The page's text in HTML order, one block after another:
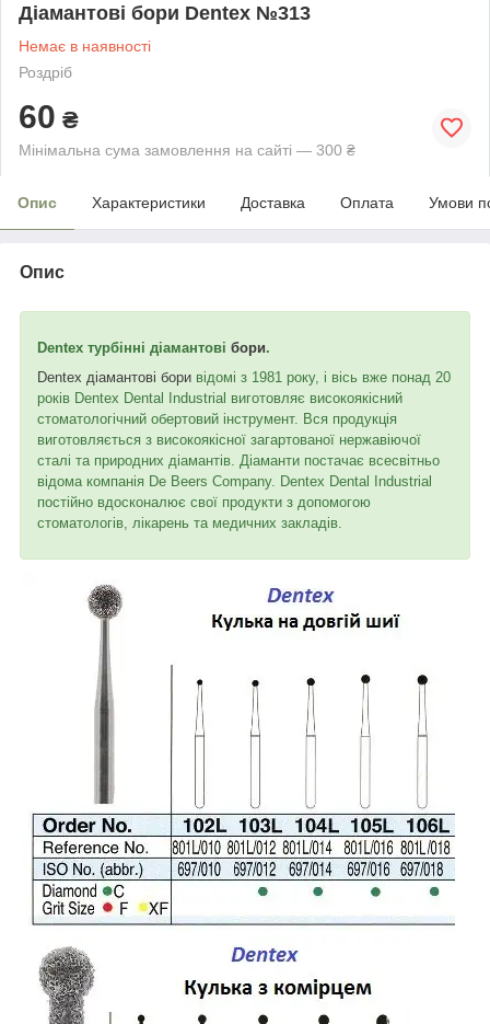
Діамантові бори Dentex №313
Немає в наявності
Роздріб
60 ₴
Мінімальна сума замовлення на сайті — 300 ₴
Опис Характеристики Доставка Оплата Умови
Опис
Dentex турбінні діамантові бори.
Dentex діамантові бори відомі з 1981 року, і вісь вже понад 20
років Dentex Dental Industrial виготовляє високоякісний
стоматологічний обертовий інструмент. Вся продукція
виготовляється з високоякісної загартованої нержавіючої
сталі та природних діамантів. Діаманти постачає всесвітньо
відома компанія De Beers Company. Dentex Dental Industrial
постійно вдосконалює свої продукти з допомогою
стоматологів, лікарень та медичних закладів.